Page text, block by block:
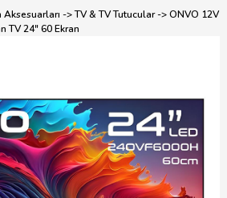
Aksesuarları ->TV & TV Tutucular-> ONVO 12V
TV 24" 60 Ekran